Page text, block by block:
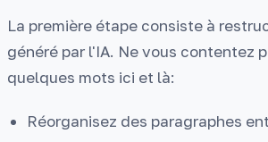
La première étape consiste à
généré par l'IA. Ne vous contentez
quelques mots ici et là:
Réorganisez des paragraphes